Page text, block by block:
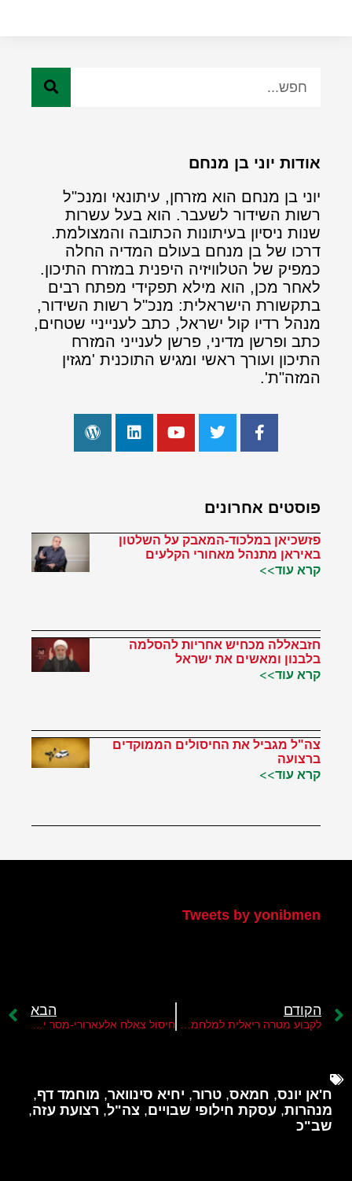
אודות יוני בן מנחם
יוני בן מנחם הוא מזרחן, עיתונאי ומנכ"ל
רשות השידור לשעבר. הוא בעל עשרות
שנות ניסיון בעיתונות הכתובה והמצולמת.
דרכו של בן מנחם בעולם המדיה החלה
כמפיק של הטלוויזיה היפנית במזרח התיכון.
לאחר מכן, הוא מילא תפקידי מפתח רבים
בתקשורת הישראלית: מנכ"ל רשות השידור,
מנהל רדיו קול ישראל, כתב לענייניי שטחים,
כתב ופרשן מדיני, פרשן לענייני המזרח
התיכון ועורך ראשי ומגיש התוכנית 'מגזין
המזה"ת'.
פוסטים אחרונים
פזשכיאן במלכוד-המאבק על השלטון
באיראן מתנהל מאחורי הקלעים
קרא עוד>>
חזבאללה מכחיש אחריות להסלמה
בלבנון ומאשים את ישראל
קרא עוד>>
צה"ל מגביל את החיסולים הממוקדים
ברצועה
קרא עוד>>
Tweets by yonibmen
הקודם הבא
ח'אן יונס, חמאס, טרור, יחיא סינוואר, מוחמד דף,
מנהרות, עסקת חילופי שבויים, צה"ל, רצועת עזה,
שב"כ